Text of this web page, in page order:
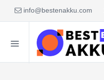
info@bestenakku.com